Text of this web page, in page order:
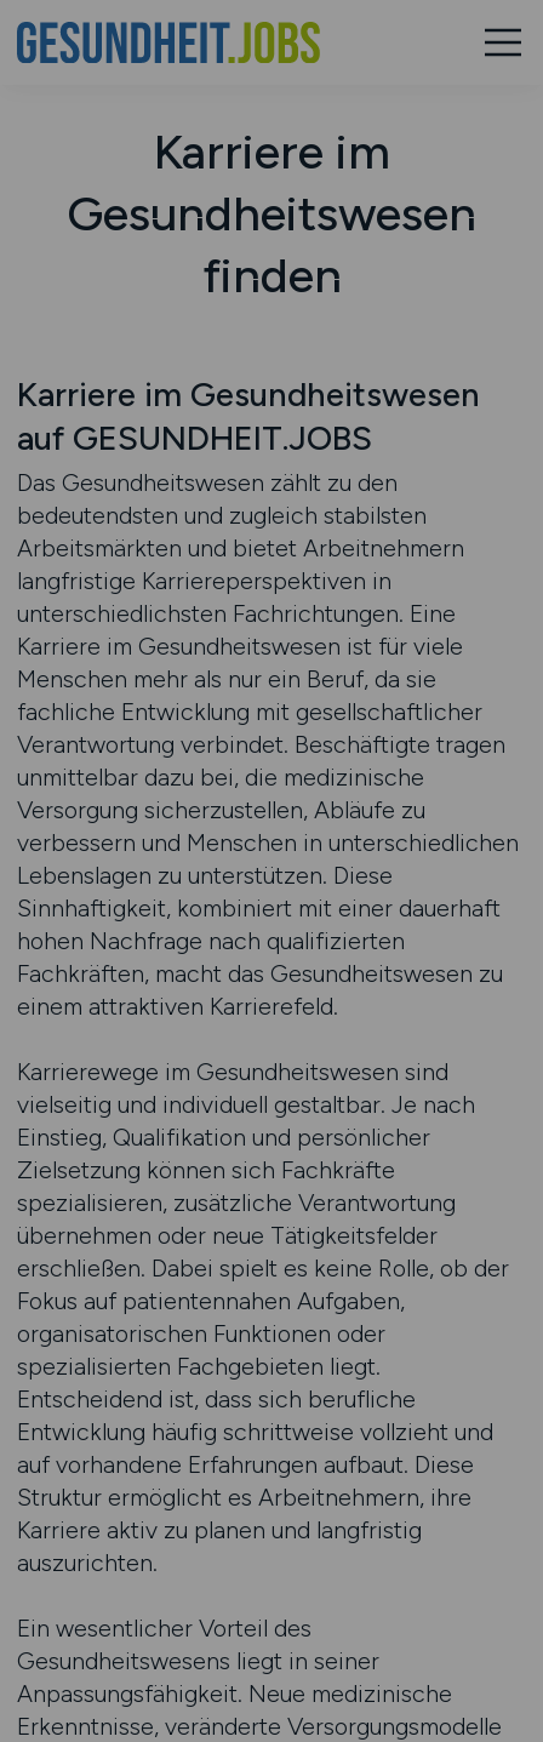
Karriere im
Gesundheitswesen
finden
Karriere im Gesundheitswesen
auf GESUNDHEIT.JOBS
Das Gesundheitswesen zählt zu den
bedeutendsten und zugleich stabilsten
Arbeitsmärkten und bietet Arbeitnehmern
langfristige Karriereperspektiven in
unterschiedlichsten Fachrichtungen. Eine
Karriere im Gesundheitswesen ist für viele
Menschen mehr als nur ein Beruf, da sie
fachliche Entwicklung mit gesellschaftlicher
Verantwortung verbindet. Beschäftigte tragen
unmittelbar dazu bei, die medizinische
Versorgung sicherzustellen, Abläufe zu
verbessern und Menschen in unterschiedlichen
Lebenslagen zu unterstützen. Diese
Sinnhaftigkeit, kombiniert mit einer dauerhaft
hohen Nachfrage nach qualifizierten
Fachkräften, macht das Gesundheitswesen zu
einem attraktiven Karrierefeld.
Karrierewege im Gesundheitswesen sind
vielseitig und individuell gestaltbar. Je nach
Einstieg, Qualifikation und persönlicher
Zielsetzung können sich Fachkräfte
spezialisieren, zusätzliche Verantwortung
übernehmen oder neue Tätigkeitsfelder
erschließen. Dabei spielt es keine Rolle, ob der
Fokus auf patientennahen Aufgaben,
organisatorischen Funktionen oder
spezialisierten Fachgebieten liegt.
Entscheidend ist, dass sich berufliche
Entwicklung häufig schrittweise vollzieht und
auf vorhandene Erfahrungen aufbaut. Diese
Struktur ermöglicht es Arbeitnehmern, ihre
Karriere aktiv zu planen und langfristig
auszurichten.
Ein wesentlicher Vorteil des
Gesundheitswesens liegt in seiner
Anpassungsfähigkeit. Neue medizinische
Erkenntnisse, veränderte Versorgungsmodelle